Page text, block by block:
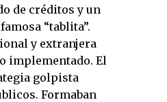
de créditos y un
“tablita”.
y extranjera
implementado. El
golpista
Formaban